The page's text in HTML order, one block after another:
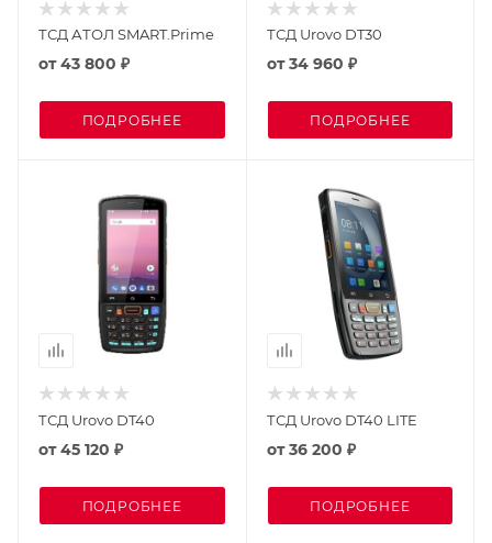
ТСД АТОЛ SMART.Prime
от43 800 ₽
ПОДРОБНЕЕ
ТСД Urovo DT30
от34 960 ₽
ПОДРОБНЕЕ
ТСД Urovo DT40
от45 120 ₽
ПОДРОБНЕЕ
ТСД Urovo DT40 LITE
от36 200 ₽
ПОДРОБНЕЕ